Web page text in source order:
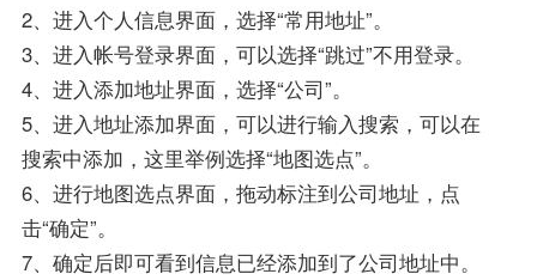
2、进入个人信息界面，选择“常用地址”。
3、进入帐号登录界面，可以选择“跳过”不用登录。
4、进入添加地址界面，选择“公司”。
5、进入地址添加界面，可以进行输入搜索，可以在
搜索中添加，这里举例选择“地图选点”。
6、进行地图选点界面，拖动标注到公司地址，点
击“确定”。
7、确定后即可看到信息已经添加到了公司地址中。